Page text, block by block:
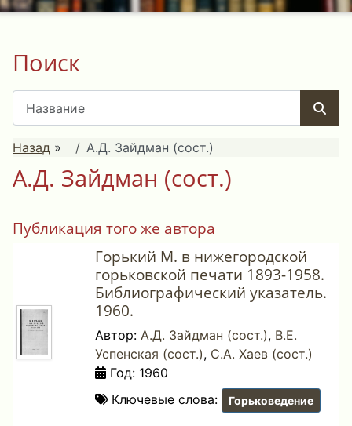
Поиск
Назад » А.Д. Зайдман (сост.)
А.Д. Зайдман (сост.)
Публикация того же автора
Горький М. в нижегородской
горьковской печати 1893-1958.
Библиографический указатель.
1960.
Автор: А.Д. Зайдман (сост.), В.Е.
Успенская (сост.), С.А. Хаев (сост.)
Год: 1960
Ключевые слова:
Горьковедение